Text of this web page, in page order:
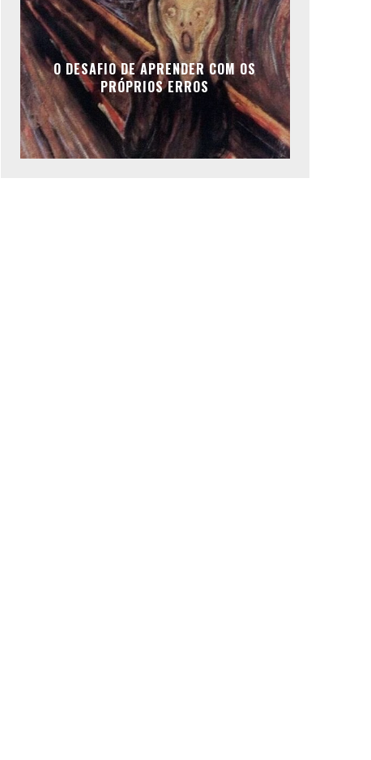
O DESAFIO DE APRENDER COM OS
PRÓPRIOS ERROS